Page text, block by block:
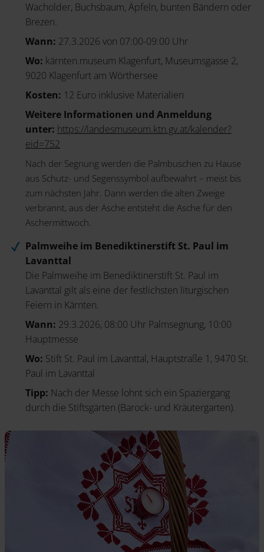
Wacholder, Buchsbaum, Äpfeln, bunten Bändern oder
Brezen.
Wann: 27.3.2026 von 07:00-09:00 Uhr
Wo: kärnten.museum Klagenfurt, Museumsgasse 2,
9020 Klagenfurt am Wörthersee
Kosten: 12 Euro inklusive Materialien
Weitere Informationen und Anmeldung
unter: https://landesmuseum.ktn.gv.at/kalender?
eid=752
Nach der Segnung werden die Palmbuschen zu Hause
aus Schutz- und Segenssymbol aufbewahrt – meist bis
zum nächsten Jahr. Dann werden die alten Zweige
verbrannt, aus der Asche entsteht die Asche für den
Aschermittwoch.
Palmweihe im Benediktinerstift St. Paul im
Lavanttal
Die Palmweihe im Benediktinerstift St. Paul im
Lavanttal gilt als eine der festlichsten liturgischen
Feiern in Kärnten.
Wann: 29.3.2026, 08:00 Uhr Palmsegnung, 10:00
Hauptmesse
Wo: Stift St. Paul im Lavanttal, Hauptstraße 1, 9470 St.
Paul im Lavanttal
Tipp: Nach der Messe lohnt sich ein Spaziergang
durch die Stiftsgärten (Barock- und Kräutergarten).